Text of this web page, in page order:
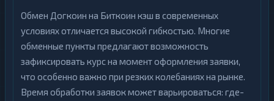
Обмен Догкоин на Биткоин кэш в современных
условиях отличается высокой гибкостью. Многие
обменные пункты предлагают возможность
зафиксировать курс на момент оформления заявки,
что особенно важно при резких колебаниях на рынке.
Время обработки заявок может варьироваться: где-